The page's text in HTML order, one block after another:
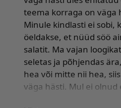
teema korraga on väga
Minule kindlasti ei sobi,
öeldakse, et nüüd söö
salatit. Ma vajan
seletas ja põhjendas
hea või mitte nii hea,
väga hästi. Mul ei olnud